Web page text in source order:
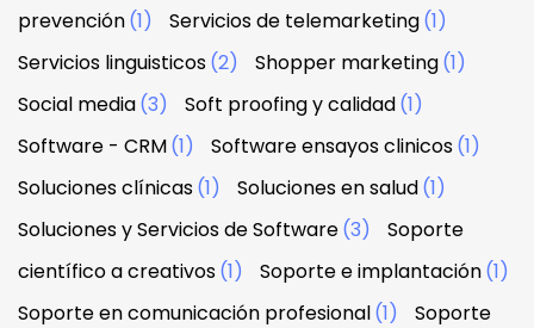
prevención(1) Servicios de telemarketing(1)
Servicios linguisticos(2) Shopper marketing(1)
Social media(3) Soft proofing y calidad(1)
Software - CRM(1) Software ensayos clinicos(1)
Soluciones clínicas(1) Soluciones en salud(1)
Soluciones y Servicios de Software(3)
Soporte
científico a creativos(1) Soporte e implantación(1)
Soporte en comunicación profesional(1)
Soporte